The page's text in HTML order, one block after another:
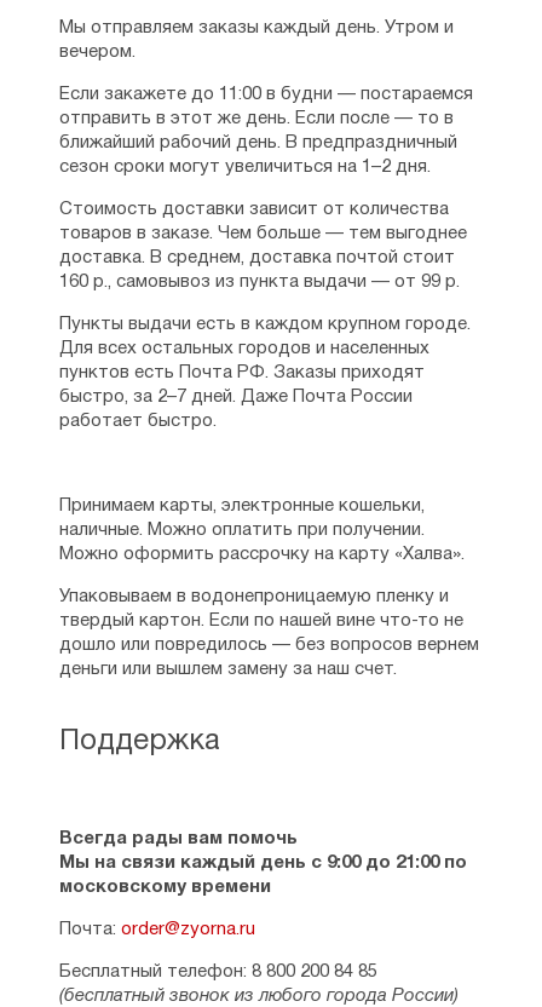
Поддержка
Всегда рады вам помочь
Мы на связи каждый день с 9:00 до 21:00 по
московскому времени
Почта: order@zyorna.ru
Бесплатный телефон: 8 800 200 84 85
(бесплатный звонок из любого города России)
Мы отправляем заказы каждый день. Утром и
вечером.
Если закажете до 11:00 в будни — постараемся
отправить в этот же день. Если после — то в
ближайший рабочий день. В предпраздничный
сезон сроки могут увеличиться на 1–2 дня.
Стоимость доставки зависит от количества
товаров в заказе. Чем больше — тем выгоднее
доставка. В среднем, доставка почтой стоит
160 р., самовывоз из пункта выдачи — от 99 р.
Пункты выдачи есть в каждом крупном городе.
Для всех остальных городов и населенных
пунктов есть Почта РФ. Заказы приходят
быстро, за 2–7 дней. Даже Почта России
работает быстро.
Принимаем карты, электронные кошельки,
наличные. Можно оплатить при получении.
Можно оформить рассрочку на карту «Халва».
Упаковываем в водонепроницаемую пленку и
твердый картон. Если по нашей вине что-то не
дошло или повредилось — без вопросов вернем
деньги или вышлем замену за наш счет.